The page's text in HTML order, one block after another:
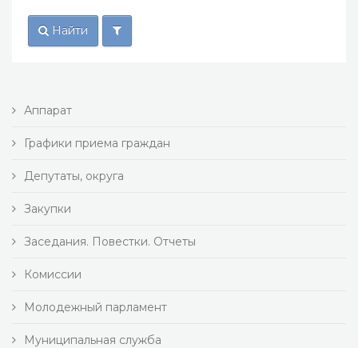
Найти
Аппарат
Графики приема граждан
Депутаты, округа
Закупки
Заседания. Повестки. Отчеты
Комиссии
Молодежный парламент
Муниципальная служба